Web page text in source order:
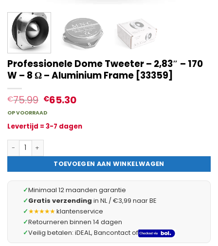
Professionele Dome Tweeter – 2,83″ – 170
W – 8 Ω – Aluminium Frame [33359]
€75.99 €65.30
OP VOORRAAD
Levertijd = 3-7 dagen
Professionele Dome Tweeter - 2,83" - 170 W - 8 Ω - Aluminium
TOEVOEGEN AAN WINKELWAGEN
✓Minimaal 12 maanden garantie
✓Gratis verzending in NL / €3,99 naar BE
✓★★★★★klantenservice
✓Retourneren binnen 14 dagen
✓Veilig betalen: iDEAL, Bancontact of